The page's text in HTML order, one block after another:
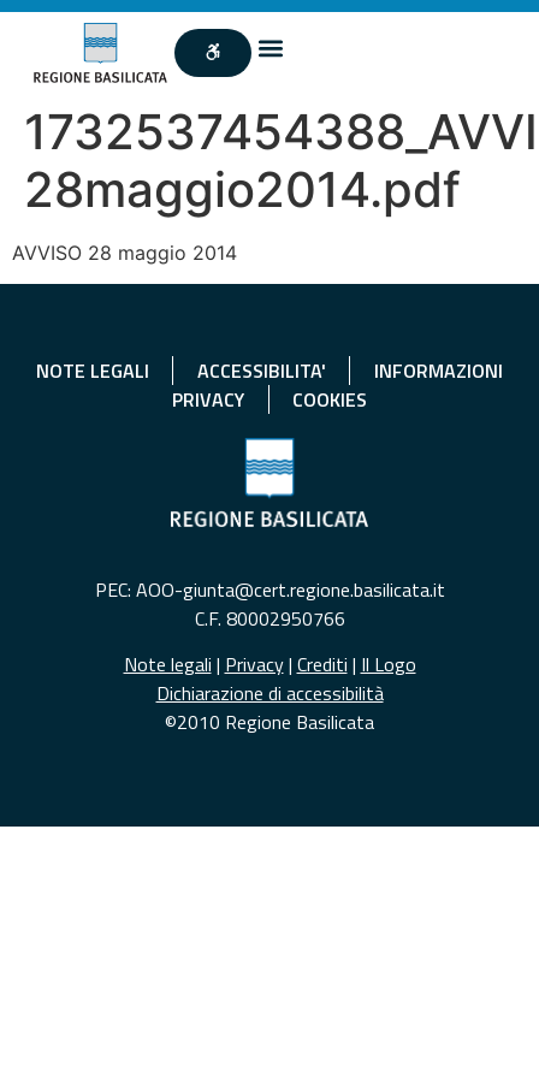
28maggio2014.pdf
AVVISO 28 maggio 2014
NOTE LEGALI ACCESSIBILITA'
INFORMAZIONI
PRIVACY
COOKIES
PEC: AOO-giunta@cert.regione.basilicata.it
C.F. 80002950766
Note legali | Privacy| Crediti | Il Logo
Dichiarazione di accessibilità
©2010 Regione Basilicata